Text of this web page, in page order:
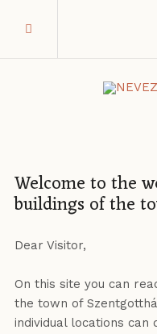
Welcome to the
buildings of the
Dear Visitor,
On this site you can
the town of
individual locations